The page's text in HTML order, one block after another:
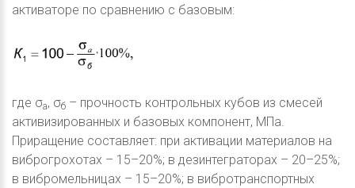
активаторе по сравнению с базовым:
где σа, σб – прочность контрольных кубов из смесей
активизированных и базовых компонент, МПа.
Приращение составляет: при активации материалов на
виброгрохотах – 15–20%; в дезинтеграторах – 20–25%;
в вибромельницах – 15–20%; в вибротранспортных